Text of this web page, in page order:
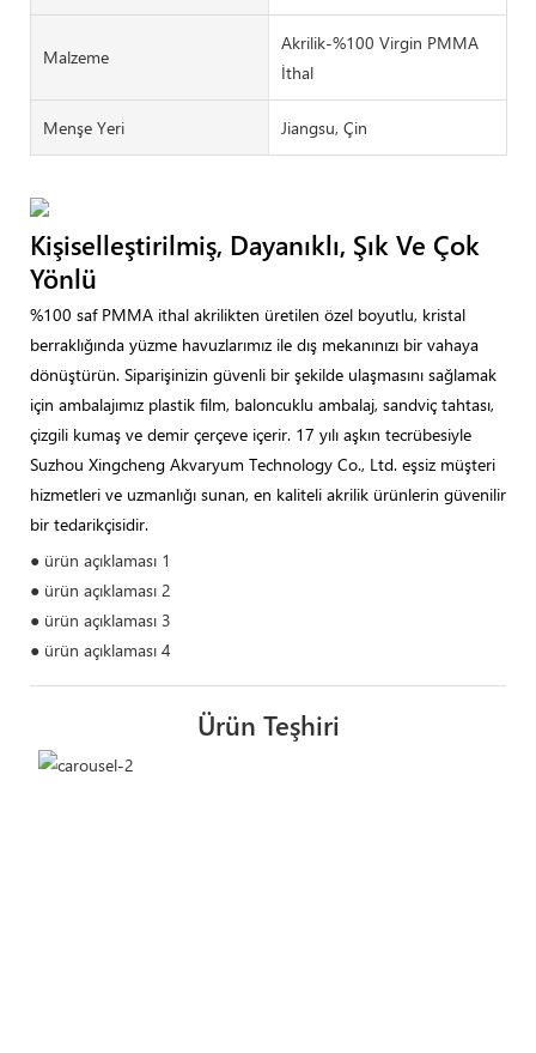
Malzeme
Akrilik-%100 Virgin PMMA
İthal
Menşe Yeri Jiangsu, Çin
Kişiselleştirilmiş, Dayanıklı, Şık Ve Çok
Yönlü
%100 saf PMMA ithal akrilikten üretilen özel boyutlu, kristal
berraklığında yüzme havuzlarımız ile dış mekanınızı bir vahaya
dönüştürün. Siparişinizin güvenli bir şekilde ulaşmasını sağlamak
için ambalajımız plastik film, baloncuklu ambalaj, sandviç tahtası,
çizgili kumaş ve demir çerçeve içerir. 17 yılı aşkın tecrübesiyle
Suzhou Xingcheng Akvaryum Technology Co., Ltd. eşsiz müşteri
hizmetleri ve uzmanlığı sunan, en kaliteli akrilik ürünlerin güvenilir
bir tedarikçisidir.
● ürün açıklaması 1
● ürün açıklaması 2
● ürün açıklaması 3
● ürün açıklaması 4
Ürün Teşhiri